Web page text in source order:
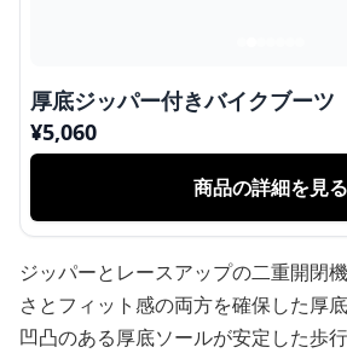
厚底ジッパー付きバイクブーツ
¥5,060
商品の詳細を見る
ジッパーとレースアップの二重開閉
さとフィット感の両方を確保した厚
凹凸のある厚底ソールが安定した歩